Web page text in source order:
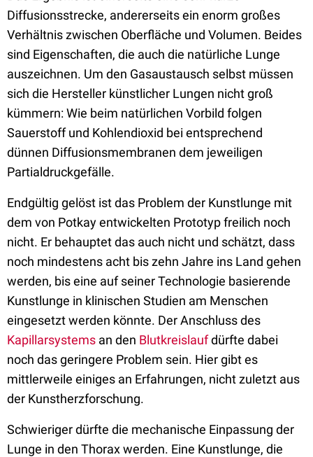
Diffusionsstrecke, andererseits ein enorm großes
Verhältnis zwischen Oberfläche und Volumen. Beides
sind Eigenschaften, die auch die natürliche Lunge
auszeichnen. Um den Gasaustausch selbst müssen
sich die Hersteller künstlicher Lungen nicht groß
kümmern: Wie beim natürlichen Vorbild folgen
Sauerstoff und Kohlendioxid bei entsprechend
dünnen Diffusionsmembranen dem jeweiligen
Partialdruckgefälle.
Endgültig gelöst ist das Problem der Kunstlunge mit
dem von Potkay entwickelten Prototyp freilich noch
nicht. Er behauptet das auch nicht und schätzt, dass
noch mindestens acht bis zehn Jahre ins Land gehen
werden, bis eine auf seiner Technologie basierende
Kunstlunge in klinischen Studien am Menschen
eingesetzt werden könnte. Der Anschluss des
Kapillarsystems an den Blutkreislaufdürfte dabei
noch das geringere Problem sein. Hier gibt es
mittlerweile einiges an Erfahrungen, nicht zuletzt aus
der Kunstherzforschung.
Schwieriger dürfte die mechanische Einpassung der
Lunge in den Thorax werden. Eine Kunstlunge, die